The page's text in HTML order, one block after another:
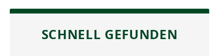
SCHNELL GEFUNDEN